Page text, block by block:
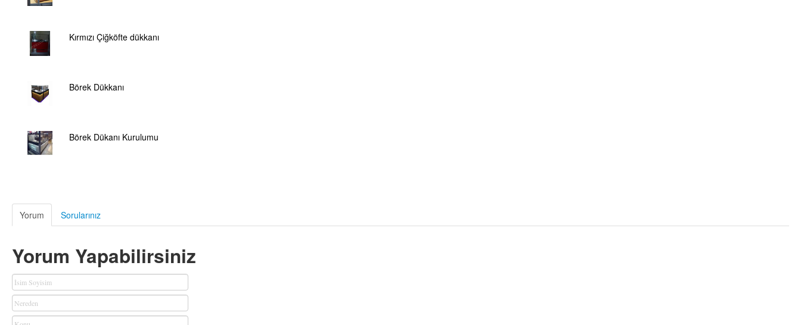
Kırmızı Çiğköfte dükkanı
Börek Dükkanı
Börek Dükanı Kurulumu
Yorum Sorularınız
Yorum Yapabilirsiniz